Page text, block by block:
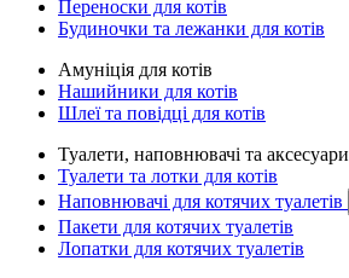
Переноски для котів
Будиночки та лежанки для котів
Амуніція для котів
Нашийники для котів
Шлеї та повідці для котів
Туалети, наповнювачі та аксесуари
Туалети та лотки для котів
Наповнювачі для котячих туалетів
Пакети для котячих туалетів
Лопатки для котячих туалетів